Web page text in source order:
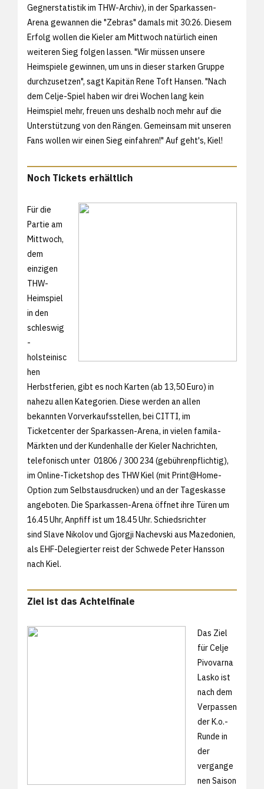
Gegnerstatistik im THW-Archiv), in der Sparkassen-
Arena gewannen die "Zebras" damals mit 30:26. Diesem
Erfolg wollen die Kieler am Mittwoch natürlich einen
weiteren Sieg folgen lassen. "Wir müssen unsere
Heimspiele gewinnen, um uns in dieser starken Gruppe
durchzusetzen", sagt Kapitän Rene Toft Hansen. "Nach
dem Celje-Spiel haben wir drei Wochen lang kein
Heimspiel mehr, freuen uns deshalb noch mehr auf die
Unterstützung von den Rängen. Gemeinsam mit unseren
Fans wollen wir einen Sieg einfahren!" Auf geht's, Kiel!
Noch Tickets erhältlich
Für die
Partie am
Mittwoch,
dem
einzigen
THW-
Heimspiel
in den
schleswig
-
holsteinisc
hen
Herbstferien, gibt es noch Karten (ab 13,50 Euro) in
nahezu allen Kategorien. Diese werden an allen
bekannten Vorverkaufsstellen, bei CITTI, im
Ticketcenter der Sparkassen-Arena, in vielen famila-
Märkten und der Kundenhalle der Kieler Nachrichten,
telefonisch unter 01806 / 300 234 (gebührenpflichtig),
im Online-Ticketshop des THW Kiel (mit Print@Home-
Option zum Selbstausdrucken) und an der Tageskasse
angeboten. Die Sparkassen-Arena öffnet ihre Türen um
16.45 Uhr, Anpfiff ist um 18.45 Uhr. Schiedsrichter
sind Slave Nikolov und Gjorgji Nachevski aus Mazedonien,
als EHF-Delegierter reist der Schwede Peter Hansson
nach Kiel.
Ziel ist das Achtelfinale
Das Ziel
für Celje
Pivovarna
Lasko ist
nach dem
Verpassen
der K.o.-
Runde in
der
vergange
nen Saison